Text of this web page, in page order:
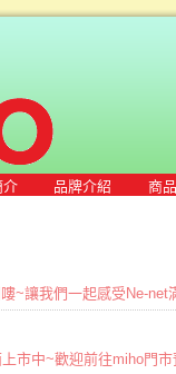
介 品牌介紹 商
~讓我們一起感受Ne-net
市中~歡迎前往miho門